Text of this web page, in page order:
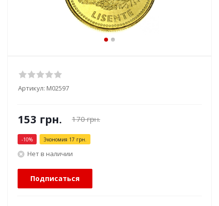
Артикул: М02597
153 грн. 170грн.
-10% Экономия 17 грн.
Нет в наличии
Подписаться